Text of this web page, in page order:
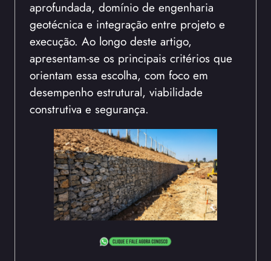
aprofundada, domínio de engenharia
geotécnica e integração entre projeto e
execução. Ao longo deste artigo,
apresentam-se os principais critérios que
orientam essa escolha, com foco em
desempenho estrutural, viabilidade
construtiva e segurança.